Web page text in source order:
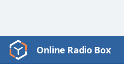
Video
Player
Online Radio Box